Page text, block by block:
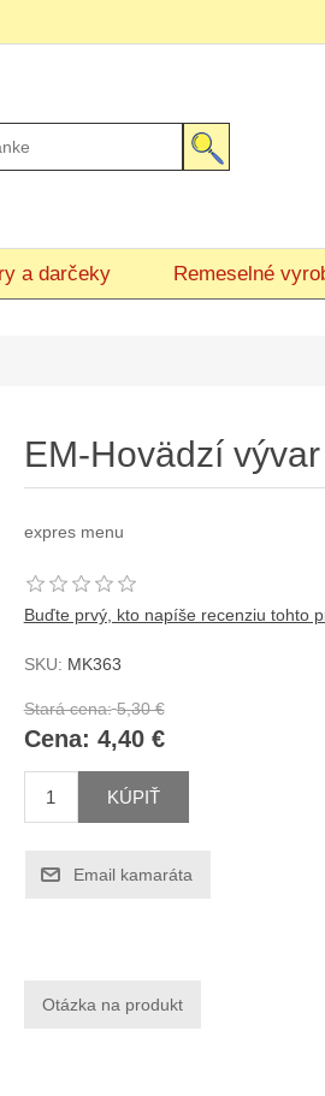
a darčeky Remeselné
EM-Hovädzí
expres menu
Buďte prvý, kto napíše recenziu tohto
SKU: MK363
Stará cena: 5,30 €
Cena: 4,40 €
KÚPIŤ
Email kamaráta